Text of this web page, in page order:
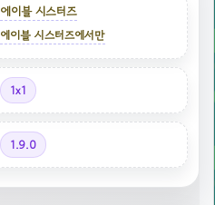
에이블 시스터즈
에이블 시스터즈에서만
1x1
1.9.0